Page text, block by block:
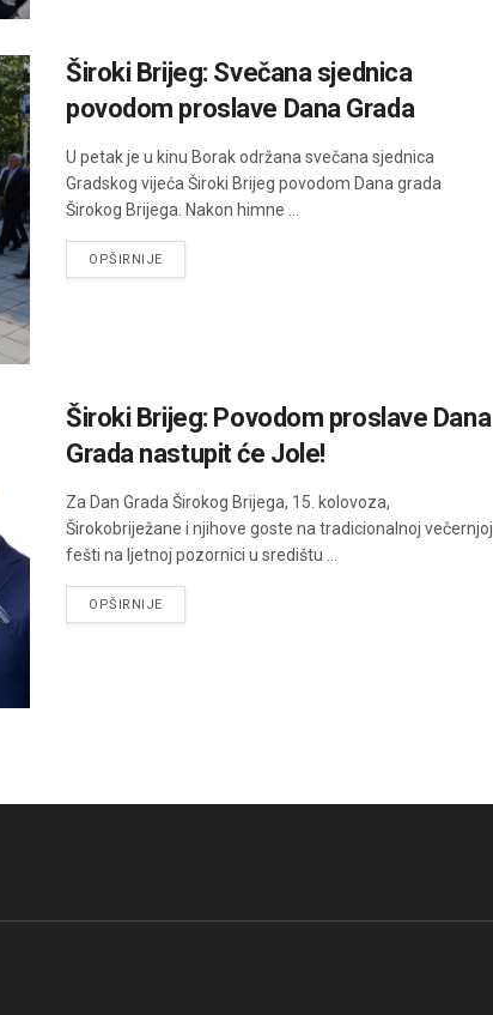
Široki Brijeg: Svečana sjednica
povodom proslave Dana Grada
U petak je u kinu Borak održana svečana sjednica
Gradskog vijeća Široki Brijeg povodom Dana grada
Širokog Brijega. Nakon himne ...
OPŠIRNIJEDETAILS
Široki Brijeg: Povodom proslave Dana
Grada nastupit će Jole!
Za Dan Grada Širokog Brijega, 15. kolovoza,
Širokobriježane i njihove goste na tradicionalnoj večernjoj
fešti na ljetnoj pozornici u središtu ...
OPŠIRNIJEDETAILS